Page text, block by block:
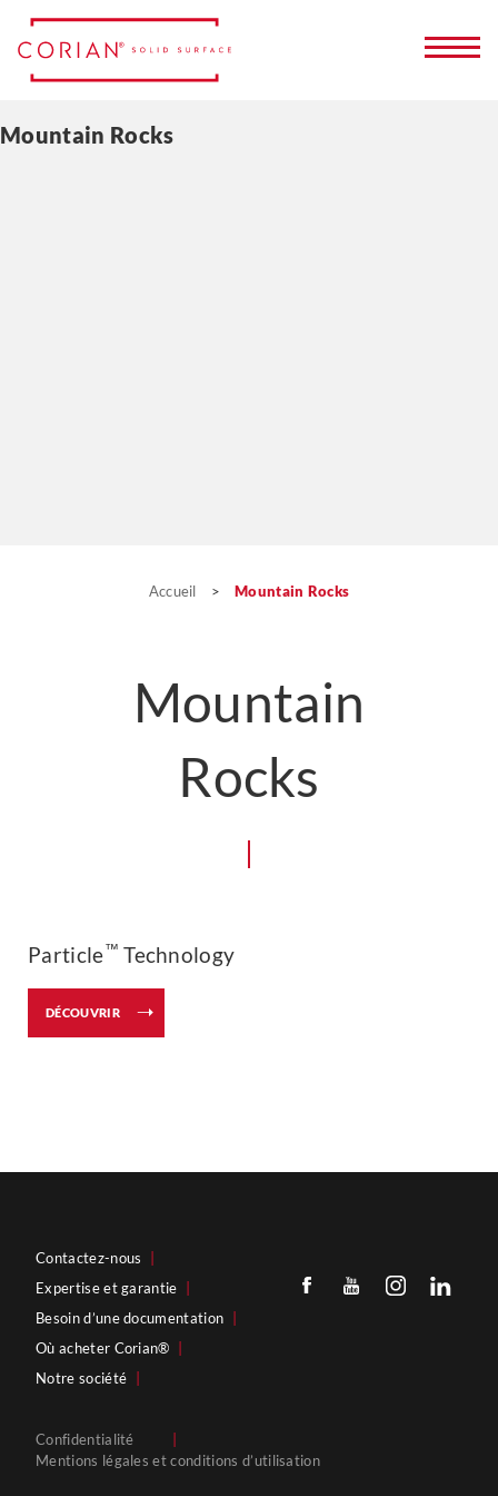
Mountain Rocks
Accueil > Mountain Rocks
Mountain
Rocks
Particle™ Technology
DÉCOUVRIR
Contactez-nous
Expertise et garantie
Besoin d’une documentation
Où acheter Corian®
Notre société
Confidentialité
Mentions légales et conditions d’utilisation